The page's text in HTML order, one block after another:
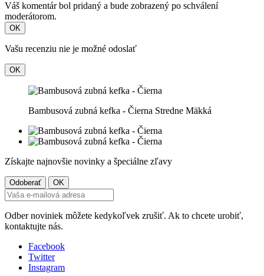
Váš komentár bol pridaný a bude zobrazený po schválení
moderátorom.
OK
Vašu recenziu nie je možné odoslať
OK
Bambusová zubná kefka - Čierna Stredne Mäkká
Získajte najnovšie novinky a špeciálne zľavy
Odber noviniek môžete kedykoľvek zrušiť. Ak to chcete urobiť,
kontaktujte nás.
Facebook
Twitter
Instagram